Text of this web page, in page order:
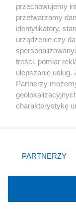
Sprawca
policjantom, że
starszą
mieszkańcy
Mówią, że
dobrym i
słyszenia
Kolejne
przechowujemy
przetwarzamy
identyfikatory,
urządzenie czy
treści, pomiar
ulepszanie
Partnerzy
charakterystykę
zmienić/wycofać
znajdujący się w
rodzaje
użytkownika, ale
PARTNERZY